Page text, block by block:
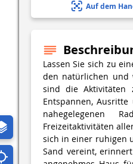
Auf dem
Lassen Sie sich zu
den natürlichen und
sind die Aktivitäten
Entspannen,
nahegelegenen
Freizeitaktivitäten
sich in einer ruhigen
Sand vereint,